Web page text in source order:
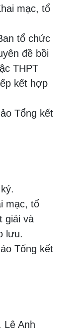
mạc, tổ
tổ chức
đề bồi
THPT
kết hợp
Tổng kết
mạc, tổ
giải và
lưu.
Tổng kết
Lê Anh